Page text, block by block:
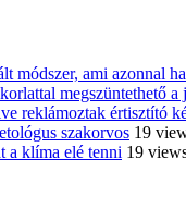
módszer, ami azonnal
megszüntethető
reklámoztak értisztító
szakorvos 19
a klíma elé tenni 19